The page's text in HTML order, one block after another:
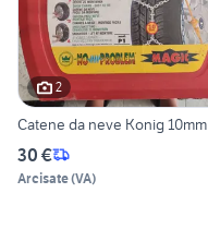
2
Catene da neve Konig 10mm
30 €
Arcisate(VA)